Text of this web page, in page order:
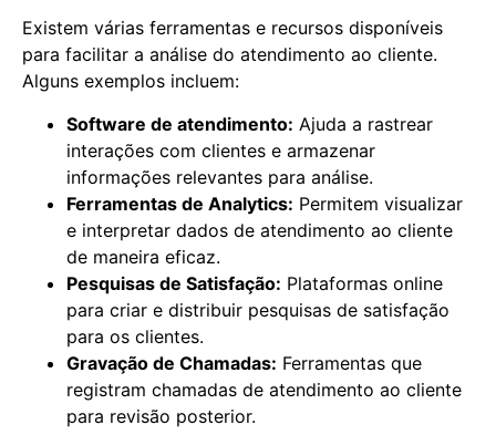
Existem várias ferramentas e recursos disponíveis
para facilitar a análise do atendimento ao cliente.
Alguns exemplos incluem:
Software de atendimento: Ajuda a rastrear
interações com clientes e armazenar
informações relevantes para análise.
Ferramentas de Analytics: Permitem visualizar
e interpretar dados de atendimento ao cliente
de maneira eficaz.
Pesquisas de Satisfação: Plataformas online
para criar e distribuir pesquisas de satisfação
para os clientes.
Gravação de Chamadas: Ferramentas que
registram chamadas de atendimento ao cliente
para revisão posterior.